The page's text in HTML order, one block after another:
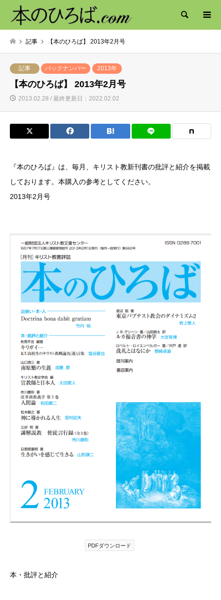
検索
記事 【本のひろば】 2013年2月号
記事 バックナンバー 2013年
【本のひろば】 2013年2月号
2013.02.28 / 最終更新日：2022.02.02
『本のひろば』は、毎月、キリスト教新刊書の批評と紹介を掲載
しております。本購入の参考としてください。
2013年2月号
PDFダウンロード
本・批評と紹介